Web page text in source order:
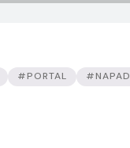
#PORTAL #NAPAD